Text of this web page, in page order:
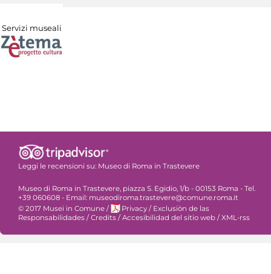
Servizi museali
Leggi le recensioni su: Museo di Roma in Trastevere
Museo di Roma in Trastevere, piazza S. Egidio, 1/b - 00153 Roma - Tel.
+39 060608 - Email: museodiroma.trastevere@comune.roma.it
© 2017 Musei in Comune / Privacy / Exclusiòn de las
Responsabilidades / Credits / Accesibilidad del sitio web / XML-rss